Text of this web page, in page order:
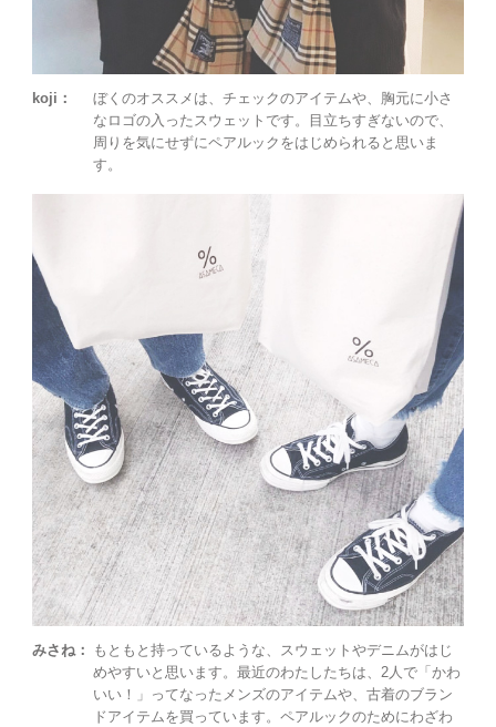
koji：
ぼくのオススメは、チェックのアイテムや、胸元に小さ
なロゴの入ったスウェットです。目立ちすぎないので、
周りを気にせずにペアルックをはじめられると思いま
す。
みさね：
もともと持っているような、スウェットやデニムがはじ
めやすいと思います。最近のわたしたちは、2人で「かわ
いい！」ってなったメンズのアイテムや、古着のブラン
ドアイテムを買っています。ペアルックのためにわざわ